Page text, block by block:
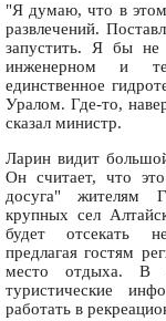
"Я думаю, что в
развлечений.
запустить. Я бы не
инженерном и
единственное
Уралом. Где-то,
сказал министр.
Ларин видит
Он считает, что
досуга" жителям
крупных сел
будет отсекать
предлагая гостям
место отдыха. В
туристические
работать в